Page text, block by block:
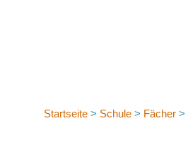
Startseite > Schule > Fächer >